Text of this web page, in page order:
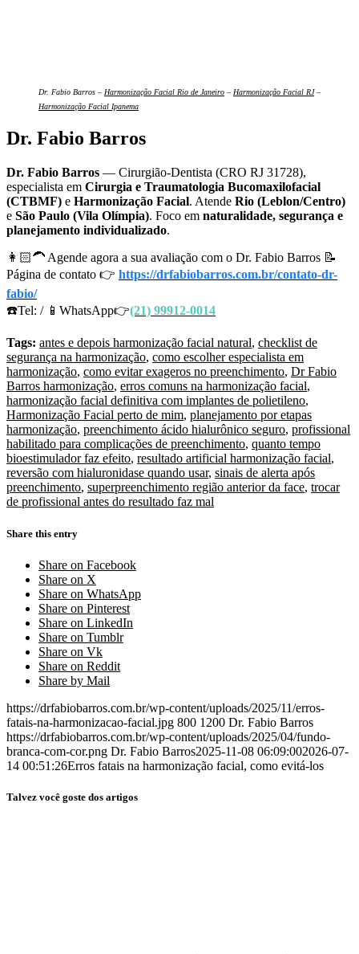
Dr. Fabio Barros – Harmonização Facial Rio de Janeiro – Harmonização Facial RJ–
Harmonização Facial Ipanema
Dr. Fabio Barros
Dr. Fabio Barros — Cirurgião-Dentista (CRO RJ 31728),
especialista em Cirurgia e Traumatologia Bucomaxilofacial
(CTBMF) e Harmonização Facial. Atende Rio (Leblon/Centro)
e São Paulo (Vila Olímpia). Foco em naturalidade, segurança e
planejamento individualizado.
👩🏻‍🦱 Agende agora a sua avaliação com o Dr. Fabio Barros 📝
Página de contato 👉 https://drfabiobarros.com.br/contato-dr-
fabio/
☎️Tel: / 📱WhatsApp👉(21) 99912-0014
Tags: antes e depois harmonização facial natural, checklist de
segurança na harmonização, como escolher especialista em
harmonização, como evitar exageros no preenchimento, Dr Fabio
Barros harmonização, erros comuns na harmonização facial,
harmonização facial definitiva com implantes de polietileno,
Harmonização Facial perto de mim, planejamento por etapas
harmonização, preenchimento ácido hialurônico seguro, profissional
habilitado para complicações de preenchimento, quanto tempo
bioestimulador faz efeito, resultado artificial harmonização facial,
reversão com hialuronidase quando usar, sinais de alerta após
preenchimento, superpreenchimento região anterior da face, trocar
de profissional antes do resultado faz mal
Share this entry
Share on Facebook
Share on X
Share on WhatsApp
Share on Pinterest
Share on LinkedIn
Share on Tumblr
Share on Vk
Share on Reddit
Share by Mail
https://drfabiobarros.com.br/wp-content/uploads/2025/11/erros-
fatais-na-harmonizacao-facial.jpg 800 1200 Dr. Fabio Barros
https://drfabiobarros.com.br/wp-content/uploads/2025/04/fundo-
branca-com-cor.png Dr. Fabio Barros2025-11-08 06:09:002026-07-
14 00:51:26Erros fatais na harmonização facial, como evitá-los
Talvez você goste dos artigos